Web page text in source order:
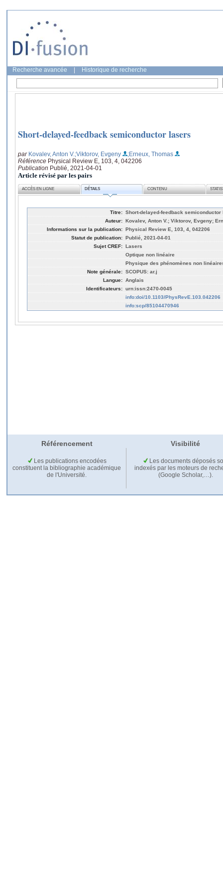
Recherche avancée Historique de recherche
Short-delayed-feedback semiconductor lasers
par Kovalev, Anton V. ;Viktorov, Evgeny
;Erneux, Thomas
Référence Physical Review E, 103, 4, 042206
Publication Publié, 2021-04-01
Article révisé par les pairs
ACCÈS EN LIGNE DÉTAILS CONTENU
Titre: Short-delayed-feedback semiconductor
Auteur: Kovalev, Anton V.; Viktorov, Evgeny;
Informations sur la publication: Physical Review E, 103, 4, 042206
Statut de publication: Publié, 2021-04-01
Sujet CREF: Lasers
Optique non linéaire
Physique des phénomènes non
Note générale: SCOPUS: ar.j
Langue: Anglais
Identificateurs: urn:issn:2470-0045
info:doi/10.1103/PhysRevE.103.042206
info:scp/85104470946
Référencement Visibilité
Les publications encodées
constituent la bibliographie académique
de l'Université.
Les documents déposés
indexés par les moteurs de
(Google Scholar,…).